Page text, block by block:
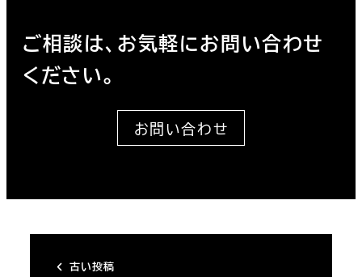
ご相談は、お気軽にお問い合わせ
ください。
お問い合わせ
古い投稿